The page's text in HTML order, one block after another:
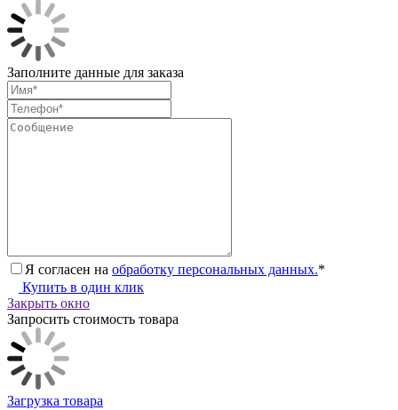
Заполните данные для заказа
Я согласен на обработку персональных данных.*
Купить в один клик
Закрыть окно
Запросить стоимость товара
Загрузка товара